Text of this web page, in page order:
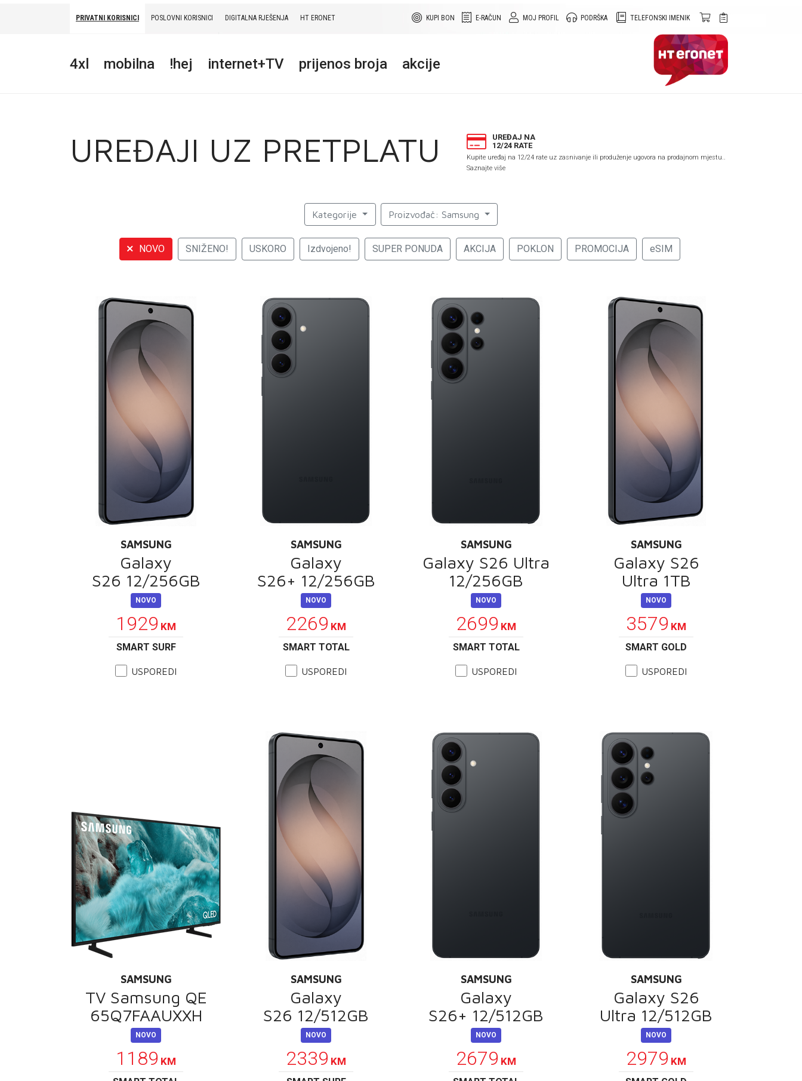
TELEFONSKI IMENIK
PODRŠKA
MOJ PROFIL
E-RAČUN
KUPI BON
PRIVATNI KORISNICI POSLOVNI KORISNICI DIGITALNA RJEŠENJA HT ERONET
4xl mobilna !hej internet+TV prijenos broja akcije
UREĐAJI UZ PRETPLATU
UREĐAJ NA
12/24 RATE
Kupite uređaj na 12/24 rate uz zasnivanje ili produženje ugovora na prodajnom mjestu..
Saznajte više
Kategorije Proizvođač: Samsung
NOVO SNIŽENO! USKORO Izdvojeno! SUPER PONUDA AKCIJA POKLON PROMOCIJA eSIM
SAMSUNG
Galaxy
S26 12/256GB
NOVO
1929 KM
SMART SURF
USPOREDI
SAMSUNG
Galaxy
S26+ 12/256GB
NOVO
2269 KM
SMART TOTAL
USPOREDI
SAMSUNG
Galaxy S26 Ultra
12/256GB
NOVO
2699 KM
SMART TOTAL
USPOREDI
SAMSUNG
Galaxy S26
Ultra 1TB
NOVO
3579 KM
SMART GOLD
USPOREDI
SAMSUNG
TV Samsung QE
65Q7FAAUXXH
NOVO
1189 KM
SAMSUNG
Galaxy
S26 12/512GB
NOVO
2339 KM
SAMSUNG
Galaxy
S26+ 12/512GB
NOVO
2679 KM
SAMSUNG
Galaxy S26
Ultra 12/512GB
NOVO
2979 KM